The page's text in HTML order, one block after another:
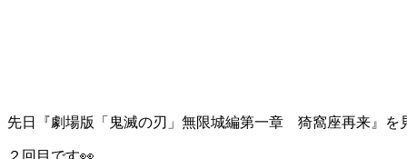
先日『劇場版「鬼滅の刃」無限城編第一章 猗窩座再来』を
２回目です👀